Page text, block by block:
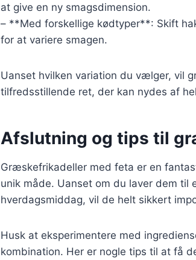
at give en ny smagsdimension.
– **Med forskellige kødtyper**: Skift
for at variere smagen.
Uanset hvilken variation du vælger, vil
tilfredsstillende ret, der kan nydes af
Afslutning og tips til
Græskefrikadeller med feta er en
unik måde. Uanset om du laver dem til
hverdagsmiddag, vil de helt sikkert
Husk at eksperimentere med
kombination. Her er nogle tips til at få